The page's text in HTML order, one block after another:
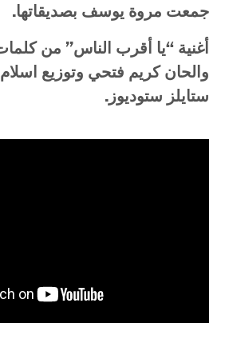
جمعت مروة يوسف بصديقاتها.
أغنية “يا أقرب الناس” من
والحان كريم فتحي وتوزيع
ستايلز ستوديوز.